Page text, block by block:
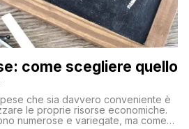
come scegliere quello
che sia davvero conveniente è
le proprie risorse economiche.
numerose e variegate, ma come